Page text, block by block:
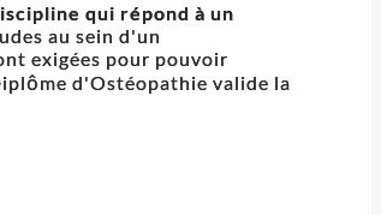
qui répond à un
au sein d'un
exigées pour pouvoir
d'Ostéopathie valide la